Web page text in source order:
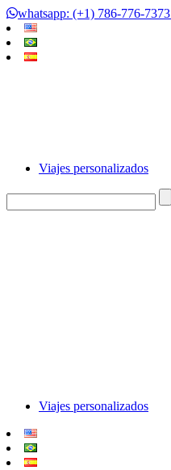
whatsapp: (+1) 786-776-7373
Viajes personalizados
Viajes personalizados